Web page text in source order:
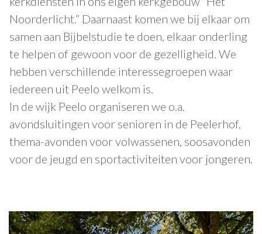
Noorderlicht.” Daarnaast komen we bij elkaar om
samen aan Bijbelstudie te doen, elkaar onderling
te helpen of gewoon voor de gezelligheid. We
hebben verschillende interessegroepen waar
iedereen uit Peelo welkom is.
In de wijk Peelo organiseren we o.a.
avondsluitingen voor senioren in de Peelerhof,
thema-avonden voor volwassenen, soosavonden
voor de jeugd en sportactiviteiten voor jongeren.